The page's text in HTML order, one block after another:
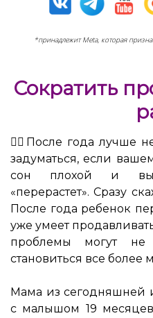
*принадлежит Meta, которая
Сократить
☝🏻После года лучше
задуматься, если
сон плохой и вы
«перерастет». Сразу
После года ребенок
уже умеет
проблемы могут не
становиться все более
Мама из сегодняшней
с малышом 19